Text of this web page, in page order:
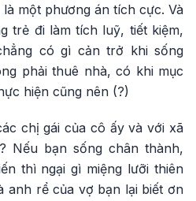
một phương án tích cực. Và
trẻ đi làm tích luỹ, tiết kiệm,
có gì cản trở khi sống
phải thuê nhà, có khi mục
hiện cũng nên (?)
chị gái của cô ấy và với xã
Nếu bạn sống chân thành,
thì ngại gì miệng lưỡi thiên
anh rể của vợ bạn lại biết ơn